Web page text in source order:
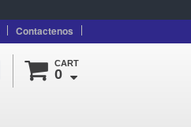
Contactenos
CART
0